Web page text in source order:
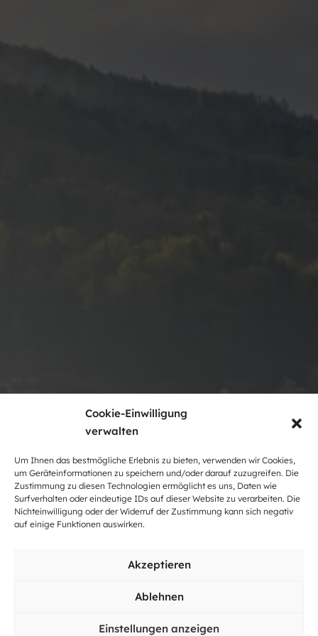
Cookie-Einwilligung
verwalten
Um Ihnen das bestmögliche Erlebnis zu bieten, verwenden wir Cookies,
um Geräteinformationen zu speichern und/oder darauf zuzugreifen. Die
Zustimmung zu diesen Technologien ermöglicht es uns, Daten wie
Surfverhalten oder eindeutige IDs auf dieser Website zu verarbeiten. Die
Nichteinwilligung oder der Widerruf der Zustimmung kann sich negativ
auf einige Funktionen auswirken.
Akzeptieren
Ablehnen
Einstellungen anzeigen